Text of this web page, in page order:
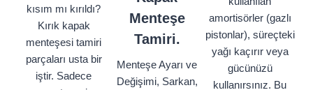
kısım mı kırıldı?
Kırık kapak
menteşesi tamiri
parçaları usta bir
iştir. Sadece
Menteşe
Tamiri.
Menteşe Ayarı ve
Değişimi, Sarkan,
amortisörler (gazlı
pistonlar), süreçteki
yağı kaçırır veya
gücünüzü
kullanırsınız. Bu